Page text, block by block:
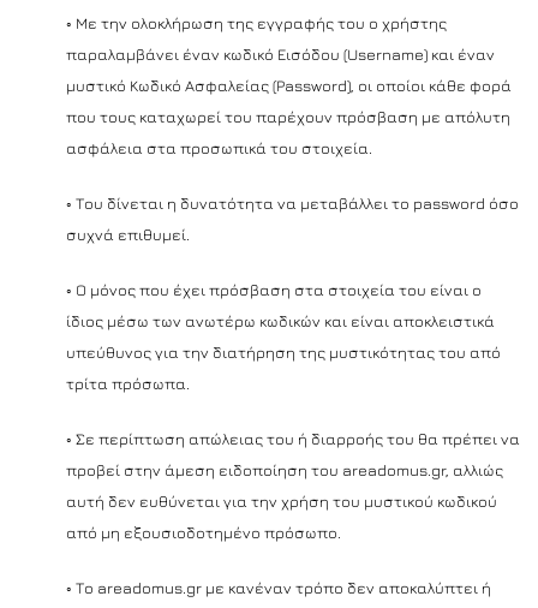
◦ Με την ολοκλήρωση της εγγραφής του ο χρήστης
παραλαμβάνει έναν κωδικό Εισόδου (Username) και έναν
μυστικό Κωδικό Ασφαλείας (Password), οι οποίοι κάθε φορά
που τους καταχωρεί του παρέχουν πρόσβαση με απόλυτη
ασφάλεια στα προσωπικά του στοιχεία.
◦ Του δίνεται η δυνατότητα να μεταβάλλει το password όσο
συχνά επιθυμεί.
◦ Ο μόνος που έχει πρόσβαση στα στοιχεία του είναι ο
ίδιος μέσω των ανωτέρω κωδικών και είναι αποκλειστικά
υπεύθυνος για την διατήρηση της μυστικότητας του από
τρίτα πρόσωπα.
◦ Σε περίπτωση απώλειας του ή διαρροής του θα πρέπει να
προβεί στην άμεση ειδοποίηση του areadomus.gr, αλλιώς
αυτή δεν ευθύνεται για την χρήση του μυστικού κωδικού
από μη εξουσιοδοτημένο πρόσωπο.
◦ Το areadomus.gr με κανέναν τρόπο δεν αποκαλύπτει ή